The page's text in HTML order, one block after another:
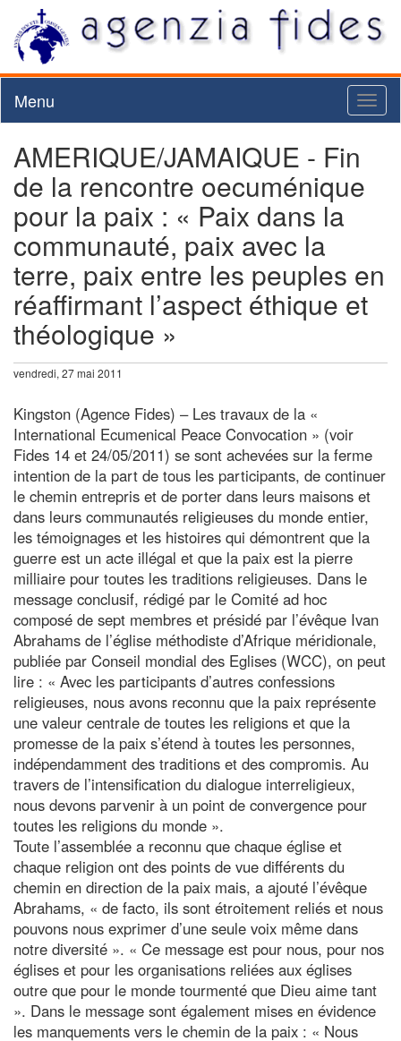
Menu
AMERIQUE/JAMAIQUE - Fin
de la rencontre oecuménique
pour la paix : « Paix dans la
communauté, paix avec la
terre, paix entre les peuples en
réaffirmant l’aspect éthique et
théologique »
vendredi, 27 mai 2011
Kingston (Agence Fides) – Les travaux de la «
International Ecumenical Peace Convocation » (voir
Fides 14 et 24/05/2011) se sont achevées sur la ferme
intention de la part de tous les participants, de continuer
le chemin entrepris et de porter dans leurs maisons et
dans leurs communautés religieuses du monde entier,
les témoignages et les histoires qui démontrent que la
guerre est un acte illégal et que la paix est la pierre
milliaire pour toutes les traditions religieuses. Dans le
message conclusif, rédigé par le Comité ad hoc
composé de sept membres et présidé par l’évêque Ivan
Abrahams de l’église méthodiste d’Afrique méridionale,
publiée par Conseil mondial des Eglises (WCC), on peut
lire : « Avec les participants d’autres confessions
religieuses, nous avons reconnu que la paix représente
une valeur centrale de toutes les religions et que la
promesse de la paix s’étend à toutes les personnes,
indépendamment des traditions et des compromis. Au
travers de l’intensification du dialogue interreligieux,
nous devons parvenir à un point de convergence pour
toutes les religions du monde ».
Toute l’assemblée a reconnu que chaque église et
chaque religion ont des points de vue différents du
chemin en direction de la paix mais, a ajouté l’évêque
Abrahams, « de facto, ils sont étroitement reliés et nous
pouvons nous exprimer d’une seule voix même dans
notre diversité ». « Ce message est pour nous, pour nos
églises et pour les organisations reliées aux églises
outre que pour le monde tourmenté que Dieu aime tant
». Dans le message sont également mises en évidence
les manquements vers le chemin de la paix : « Nous